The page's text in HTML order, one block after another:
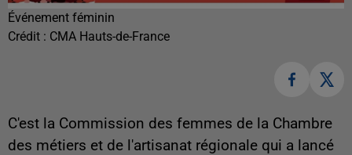
Événement féminin
Crédit : CMA Hauts-de-France
C'est la Commission des femmes de la Chambre
des métiers et de l'artisanat régionale qui a lancé